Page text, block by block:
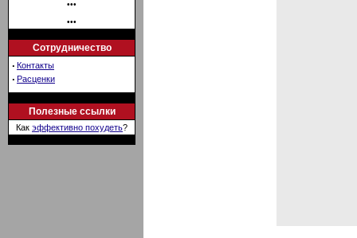
•••
•••
Сотрудничество
· Контакты
· Расценки
Полезные ссылки
Как эффективно похудеть?